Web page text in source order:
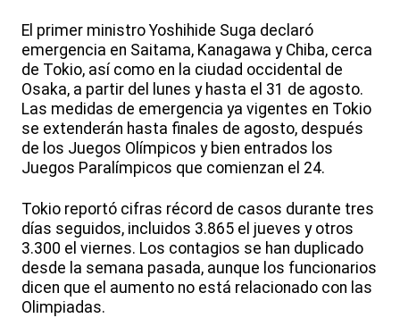
El primer ministro Yoshihide Suga declaró
emergencia en Saitama, Kanagawa y Chiba, cerca
de Tokio, así como en la ciudad occidental de
Osaka, a partir del lunes y hasta el 31 de agosto.
Las medidas de emergencia ya vigentes en Tokio
se extenderán hasta finales de agosto, después
de los Juegos Olímpicos y bien entrados los
Juegos Paralímpicos que comienzan el 24.
Tokio reportó cifras récord de casos durante tres
días seguidos, incluidos 3.865 el jueves y otros
3.300 el viernes. Los contagios se han duplicado
desde la semana pasada, aunque los funcionarios
dicen que el aumento no está relacionado con las
Olimpiadas.